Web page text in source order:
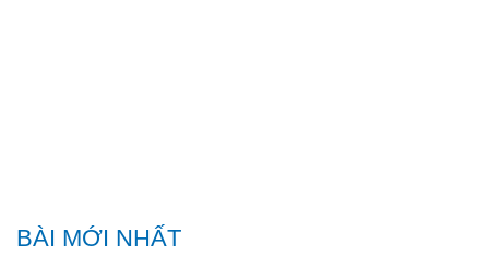
BÀI MỚI NHẤT